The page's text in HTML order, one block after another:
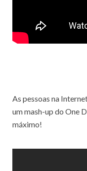
As pessoas na
um mash-up do One
máximo!